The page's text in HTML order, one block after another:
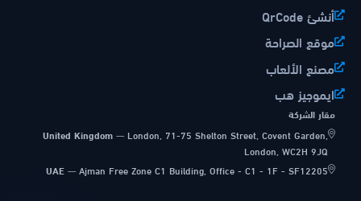
أنشئ QrCode
موقع الصراحة
مصنع الألعاب
ايموجيز هب
مقار الشركة
United Kingdom — London, 71-75 Shelton Street, Covent Garden,
London, WC2H 9JQ
UAE — Ajman Free Zone C1 Building, Office - C1 - 1F - SF12205